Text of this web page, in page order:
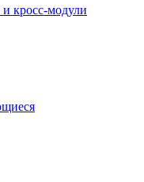
кросс-модули